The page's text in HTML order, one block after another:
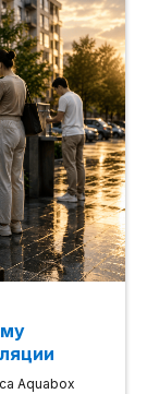
Aquabox